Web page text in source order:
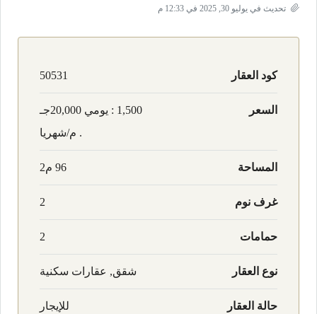
تحديث في يوليو 30, 2025 في 12:33 م
كود العقار 50531
السعر 1,500 : يومي
20,000جـ
. م/شهريا
المساحة 96 م2
غرف نوم 2
حمامات 2
نوع العقار شقق, عقارات سكنية
حالة العقار للإيجار